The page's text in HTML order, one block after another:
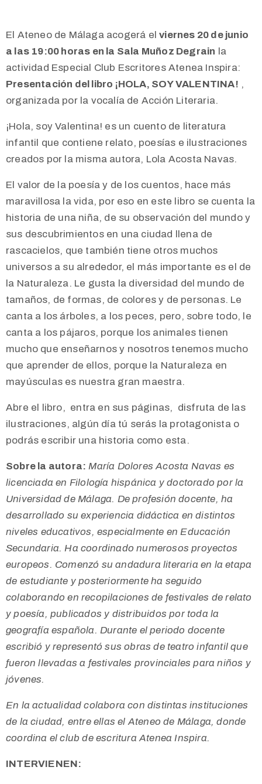
El Ateneo de Málaga acogerá elviernes 20 de junio
a las 19:00 horas en la Sala Muñoz Degrain la
actividad Especial Club Escritores Atenea Inspira:
Presentación del libro ¡HOLA, SOY VALENTINA! ,
organizada por la vocalía de Acción Literaria.
¡Hola, soy Valentina! es un cuento de literatura
infantil que contiene relato, poesías e ilustraciones
creados por la misma autora, Lola Acosta Navas.
El valor de la poesía y de los cuentos, hace más
maravillosa la vida, por eso en este libro se cuenta la
historia de una niña, de su observación del mundo y
sus descubrimientos en una ciudad llena de
rascacielos, que también tiene otros muchos
universos a su alrededor, el más importante es el de
la Naturaleza. Le gusta la diversidad del mundo de
tamaños, de formas, de colores y de personas. Le
canta a los árboles, a los peces, pero, sobre todo, le
canta a los pájaros, porque los animales tienen
mucho que enseñarnos y nosotros tenemos mucho
que aprender de ellos, porque la Naturaleza en
mayúsculas es nuestra gran maestra.
Abre el libro, entra en sus páginas, disfruta de las
ilustraciones, a lgún día tú serás la protagonista o
podrás escribir una historia como esta.
Sobre la autora: María Dolores Acosta Navas es
licenciada en Filología hispánica y doctorado por la
Universidad de Málaga. De profesión docente, ha
desarrollado su experiencia didáctica en distintos
niveles educativos, especialmente en Educación
Secundaria. Ha coordinado numerosos proyectos
europeos. Comenzó su andadura literaria en la etapa
de estudiante y posteriormente ha seguido
colaborando en recopilaciones de festivales de relato
y poesía, publicados y distribuidos por toda la
geografía española. Durante el periodo docente
escribió y representó sus obras de teatro infantil que
fueron llevadas a festivales provinciales para niños y
jóvenes.
En la actualidad colabora con distintas instituciones
de la ciudad, entre ellas el Ateneo de Málaga, donde
coordina el club de escritura Atenea Inspira.
INTERVIENEN: